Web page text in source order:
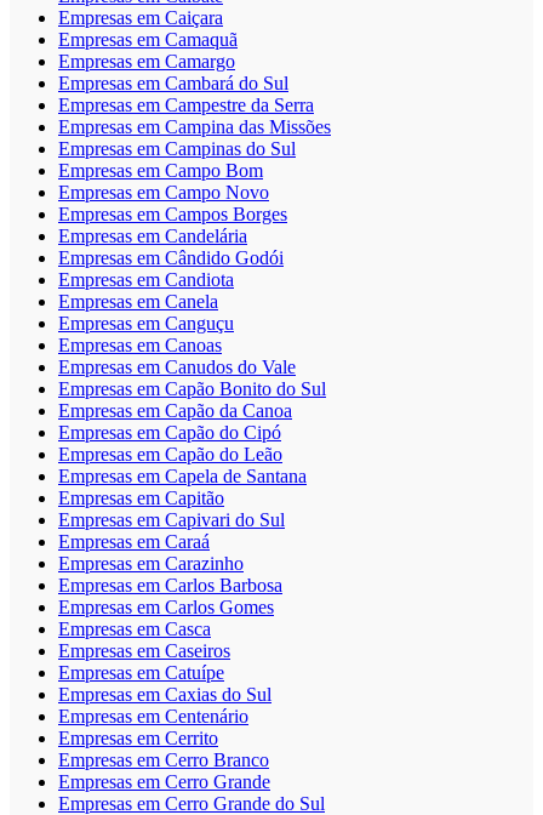
Empresas em Caiçara
Empresas em Camaquã
Empresas em Camargo
Empresas em Cambará do Sul
Empresas em Campestre da Serra
Empresas em Campina das Missões
Empresas em Campinas do Sul
Empresas em Campo Bom
Empresas em Campo Novo
Empresas em Campos Borges
Empresas em Candelária
Empresas em Cândido Godói
Empresas em Candiota
Empresas em Canela
Empresas em Canguçu
Empresas em Canoas
Empresas em Canudos do Vale
Empresas em Capão Bonito do Sul
Empresas em Capão da Canoa
Empresas em Capão do Cipó
Empresas em Capão do Leão
Empresas em Capela de Santana
Empresas em Capitão
Empresas em Capivari do Sul
Empresas em Caraá
Empresas em Carazinho
Empresas em Carlos Barbosa
Empresas em Carlos Gomes
Empresas em Casca
Empresas em Caseiros
Empresas em Catuípe
Empresas em Caxias do Sul
Empresas em Centenário
Empresas em Cerrito
Empresas em Cerro Branco
Empresas em Cerro Grande
Empresas em Cerro Grande do Sul